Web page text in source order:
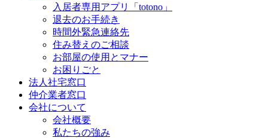
入居者専用アプリ「totono」
退去のお手続き
時間外緊急連絡先
住み替えのご相談
お部屋の使用とマナー
お困りごと
法人社宅窓口
仲介業者窓口
会社について
会社概要
私たちの強み